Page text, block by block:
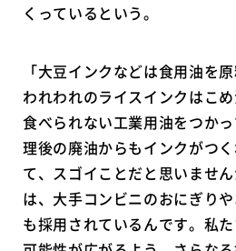
くっているという。
「大豆インクなどは食用油を
われわれのライスインクはこ
食べられない工業用油をつか
理後の廃油からもインクがつ
て、スゴイことだと思いませ
は、大手コンビニのおにぎり
も採用されているんです。私